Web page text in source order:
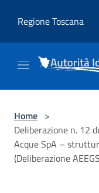
Regione Toscana
Home >
Deliberazione n. 12
Acque SpA –
(Deliberazione